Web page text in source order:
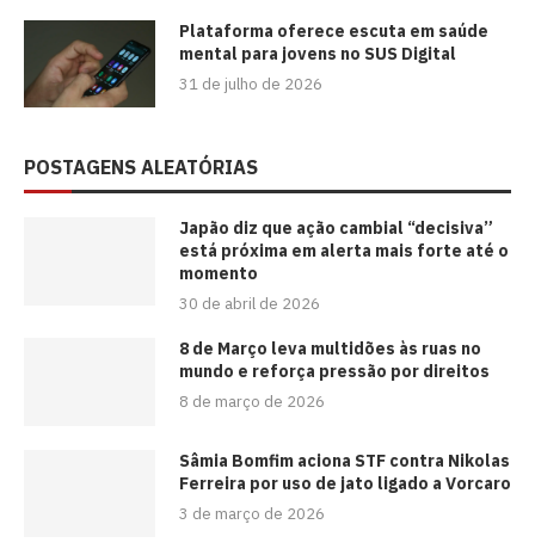
Plataforma oferece escuta em saúde
mental para jovens no SUS Digital
31 de julho de 2026
POSTAGENS ALEATÓRIAS
Japão diz que ação cambial “decisiva”
está próxima em alerta mais forte até o
momento
30 de abril de 2026
8 de Março leva multidões às ruas no
mundo e reforça pressão por direitos
8 de março de 2026
Sâmia Bomfim aciona STF contra Nikolas
Ferreira por uso de jato ligado a Vorcaro
3 de março de 2026